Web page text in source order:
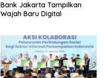
Bank Jakarta Tampilkan
Wajah Baru Digital